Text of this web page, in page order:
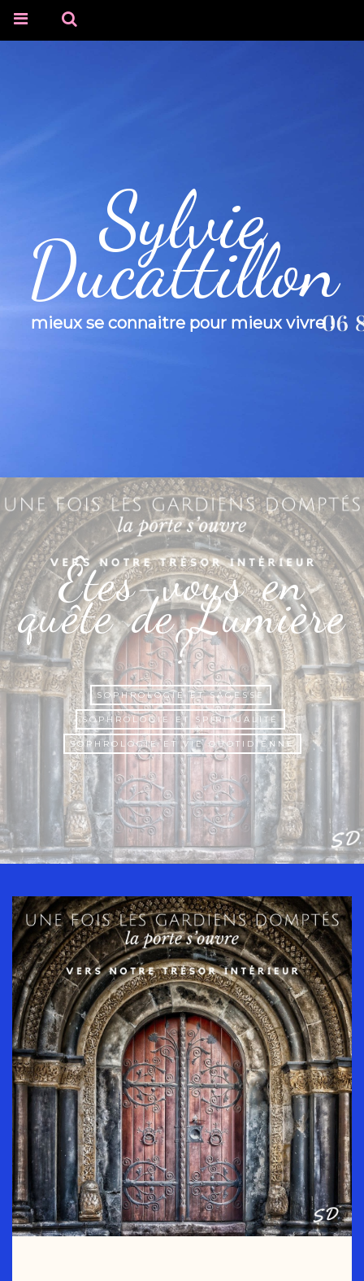
Sylvie
Ducattillon
mieux se connaitre pour mieux vivre !
Êtes-vous en
quête de Lumière
?
SOPHROLOGIE ET SAGESSE
SOPHROLOGIE ET SPIRITUALITÉ
SOPHROLOGIE ET VIE QUOTIDIENNE